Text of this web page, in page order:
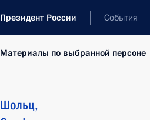
Президент России События
Материалы по выбранной персоне
Шольц,